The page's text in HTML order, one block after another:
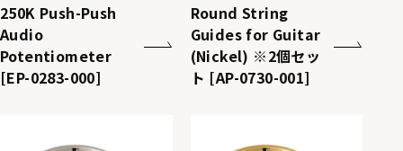
250K Push-Push
Audio
Potentiometer
[EP-0283-000]
Round String
Guides for Guitar
(Nickel) ※2個セッ
ト [AP-0730-001]